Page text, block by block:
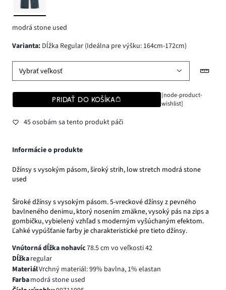
modrá stone used
varianta: Dĺžka Regular (Ideálna pre výšku: 164cm-172cm)
Vybrať veľkosť
PRIDAŤ DO KOŠÍKA
[node-product-
wishlist]
45 osobám sa tento produkt páči
Informácie o produkte
Džínsy s vysokým pásom, široký strih, low stretch modrá stone
used
Široké džínsy s vysokým pásom. 5-vreckové džínsy z pevného
bavlneného denimu, ktorý nosením zmäkne, vysoký pás na zips a
gombičku, vybielený vzhľad s moderným vyšúchaným efektom.
Ľahké vypúšťanie farby je charakteristické pre tieto džínsy.
Vnútorná dĺžka nohavíc78.5 cm vo veľkosti 42
Dĺžkaregular
MateriálVrchný materiál: 99% bavlna, 1% elastan
Farbamodrá stone used